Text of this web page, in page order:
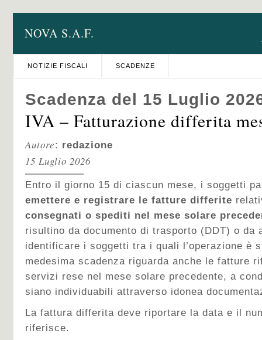
NOVA S.A.F.
NOTIZIE FISCALI SCADENZE
Scadenza del 15 Luglio
IVA – Fatturazione differita
Autore: redazione
15 Luglio 2026
Entro il giorno 15 di ciascun mese, i soggetti
emettere e registrare le fatture differite
consegnati o spediti nel mese solare
risultino da documento di trasporto (DDT) o da
identificare i soggetti tra i quali l’operazione è
medesima scadenza riguarda anche le fatture
servizi rese nel mese solare precedente, a
siano individuabili attraverso idonea
La fattura differita deve riportare la data e il
riferisce.